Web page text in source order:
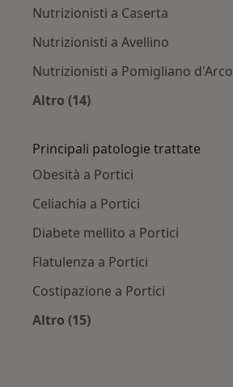
Nutrizionisti a Caserta
Nutrizionisti a Avellino
Nutrizionisti a Pomigliano d'Arco
Altro (14)
Principali patologie trattate
Obesità a Portici
Celiachia a Portici
Diabete mellito a Portici
Flatulenza a Portici
Costipazione a Portici
Altro (15)